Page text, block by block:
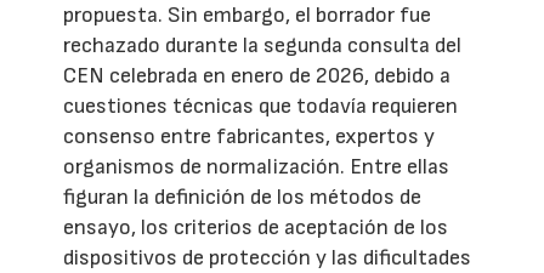
propuesta. Sin embargo, el borrador fue
rechazado durante la segunda consulta del
CEN celebrada en enero de 2026, debido a
cuestiones técnicas que todavía requieren
consenso entre fabricantes, expertos y
organismos de normalización. Entre ellas
figuran la definición de los métodos de
ensayo, los criterios de aceptación de los
dispositivos de protección y las dificultades